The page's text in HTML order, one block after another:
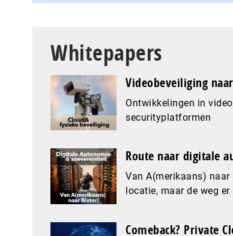
Whitepapers
Videobeveiliging
Ontwikkelingen in
securityplatformen
Route naar digitale
Van A(merikaans)
locatie, maar de weg er
Comeback? Private